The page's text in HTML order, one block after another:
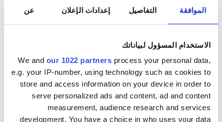
الموافقة التفاصيل إعدادات الإعلان عن
الاستخدام المسؤول لبياناتك
We and our 1022 partners process your personal data,
e.g. your IP-number, using technology such as cookies to
store and access information on your device in order to
serve personalized ads and content, ad and content
measurement, audience research and services
development. You have a choice in who uses your data
المرطبات شبكة واي فاي مجانيّة شاشات تلفزيون
لكل علاج
غسيل الدم ٧٩ €
غسيل وترشيح الدم ٨٩ €
حجز مبدئي